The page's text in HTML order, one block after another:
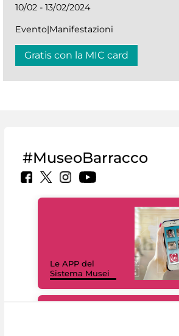
10/02 - 13/02/2024
Evento|Manifestazioni
Gratis con la MIC card
#MuseoBarracco
Le APP del
Sistema Musei